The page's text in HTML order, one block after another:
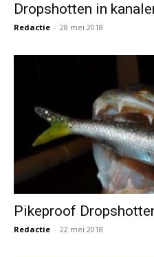
Dropshotten in
Redactie - 28 mei 2018
Pikeproof
Redactie - 22 mei 2018